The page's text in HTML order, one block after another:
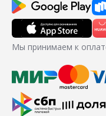
Мы принимаем к